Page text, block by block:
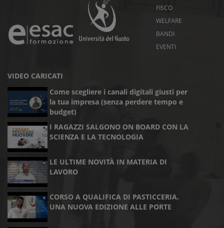
FISCO
WELFARE
BANDI
EVENTI
VIDEO CARICATI
Come scegliere i canali digitali giusti per
la tua impresa (senza perdere tempo e
budget)
I RAGAZZI SALGONO ON BOARD CON LA
SCIENZA E LA TECNOLOGIA
LE ULTIME NOVITÀ IN MATERIA DI
LAVORO
CORSO A QUALIFICA DI PASTICCERIA.
UNA NUOVA EDIZIONE ALLE PORTE